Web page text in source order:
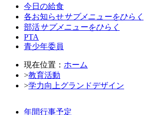
今日の給食
各お知らせサブメニューをひらく
部活サブメニューをひらく
PTA
青少年委員
現在位置： ホーム
>教育活動
>学力向上グランドデザイン
年間行事予定